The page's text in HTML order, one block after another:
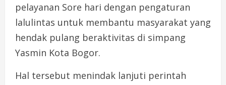
pelayanan Sore hari dengan pengaturan
lalulintas untuk membantu masyarakat yang
hendak pulang beraktivitas di simpang
Yasmin Kota Bogor.
Hal tersebut menindak lanjuti perintah